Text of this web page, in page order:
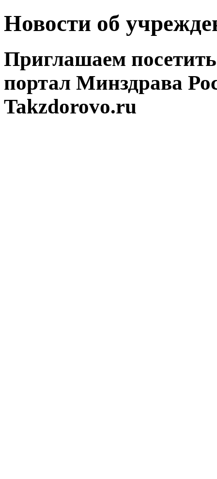
Новости об
Приглашаем
портал Минздрава
Takzdorovo.ru